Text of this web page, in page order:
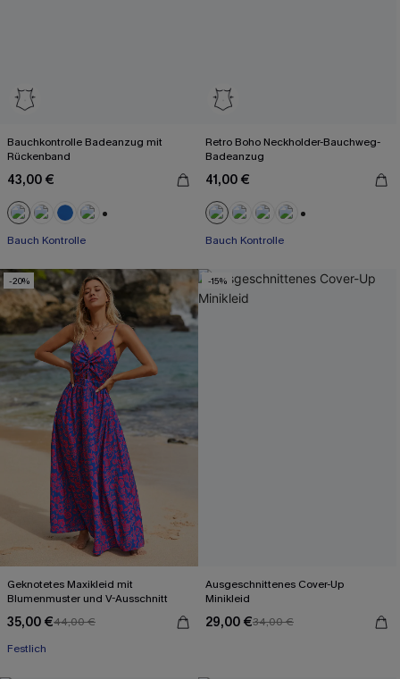
Bauchkontrolle Badeanzug mit
Rückenband
43,00 €
Bauch Kontrolle
Retro Boho Neckholder-Bauchweg-
Badeanzug
41,00 €
Bauch Kontrolle
-20%
Geknotetes Maxikleid mit
Blumenmuster und V-Ausschnitt
35,00 €44,00 €
Festlich
-15%
Ausgeschnittenes Cover-Up
Minikleid
29,00 €34,00 €